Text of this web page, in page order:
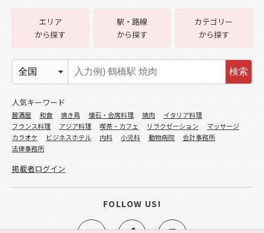
エリア
から探す
駅・路線
から探す
カテゴリー
から探す
検索
人気キーワード
居酒屋 和食 焼き鳥 懐石・会席料理 焼肉
イタリア料理
フランス料理
アジア料理 喫茶・カフェ リラクゼーション
マッサージ
カラオケ
ビジネスホテル 内科 小児科 動物病院
会計事務所
法律事務所
掲載者ログイン
FOLLOW US!